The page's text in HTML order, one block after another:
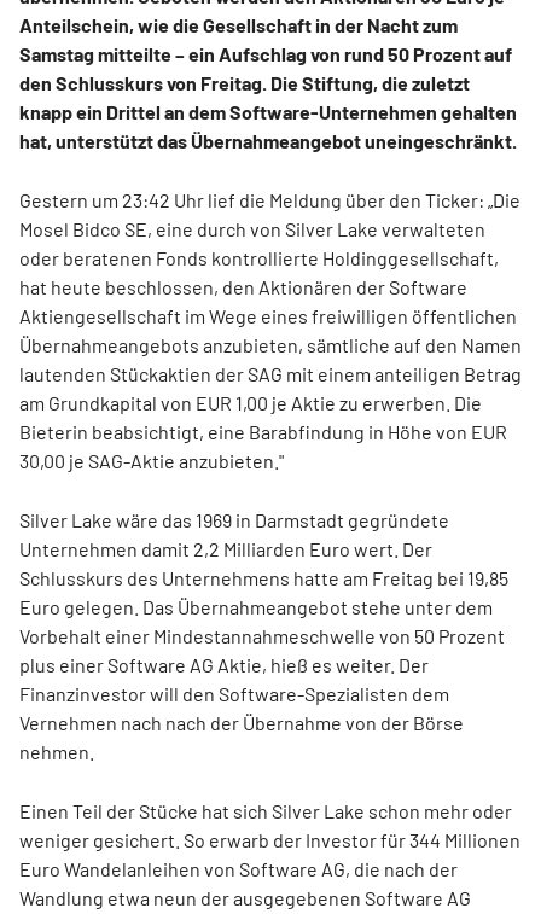
Anteilschein, wie die Gesellschaft in der Nacht zum
Samstag mitteilte – ein Aufschlag von rund 50 Prozent auf
den Schlusskurs von Freitag. Die Stiftung, die zuletzt
knapp ein Drittel an dem Software-Unternehmen gehalten
hat, unterstützt das Übernahmeangebot uneingeschränkt.
Gestern um 23:42 Uhr lief die Meldung über den Ticker: „Die
Mosel Bidco SE, eine durch von Silver Lake verwalteten
oder beratenen Fonds kontrollierte Holdinggesellschaft,
hat heute beschlossen, den Aktionären der Software
Aktiengesellschaft im Wege eines freiwilligen öffentlichen
Übernahmeangebots anzubieten, sämtliche auf den Namen
lautenden Stückaktien der SAG mit einem anteiligen Betrag
am Grundkapital von EUR 1,00 je Aktie zu erwerben. Die
Bieterin beabsichtigt, eine Barabfindung in Höhe von EUR
30,00 je SAG-Aktie anzubieten."
Silver Lake wäre das 1969 in Darmstadt gegründete
Unternehmen damit 2,2 Milliarden Euro wert. Der
Schlusskurs des Unternehmens hatte am Freitag bei 19,85
Euro gelegen. Das Übernahmeangebot stehe unter dem
Vorbehalt einer Mindestannahmeschwelle von 50 Prozent
plus einer Software AG Aktie, hieß es weiter. Der
Finanzinvestor will den Software-Spezialisten dem
Vernehmen nach nach der Übernahme von der Börse
nehmen.
Einen Teil der Stücke hat sich Silver Lake schon mehr oder
weniger gesichert. So erwarb der Investor für 344 Millionen
Euro Wandelanleihen von Software AG, die nach der
Wandlung etwa neun der ausgegebenen Software AG